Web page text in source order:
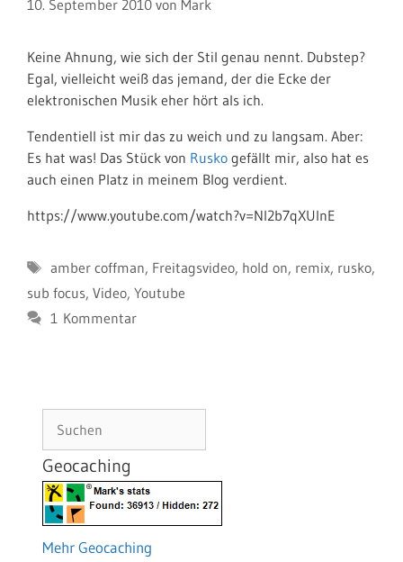
10. September 2010 von Mark
Keine Ahnung, wie sich der Stil genau nennt. Dubstep?
Egal, vielleicht weiß das jemand, der die Ecke der
elektronischen Musik eher hört als ich.
Tendentiell ist mir das zu weich und zu langsam. Aber:
Es hat was! Das Stück von Rusko gefällt mir, also hat es
auch einen Platz in meinem Blog verdient.
https://www.youtube.com/watch?v=NI2b7qXUlnE
Schlagwörter
amber coffman, Freitagsvideo, hold on, remix, rusko,
sub focus, Video, Youtube
1 Kommentar
Geocaching
Mehr Geocaching